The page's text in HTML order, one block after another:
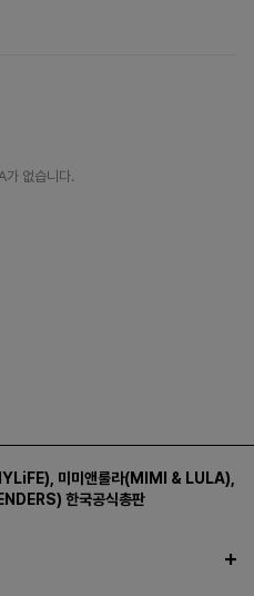
가 없습니다.
미미앤룰라(MIMI & LULA)
한국공식총판